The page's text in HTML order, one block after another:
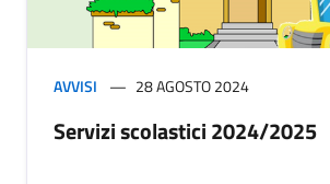
AVVISI 28 AGOSTO 2024
Servizi scolastici 2024/2025